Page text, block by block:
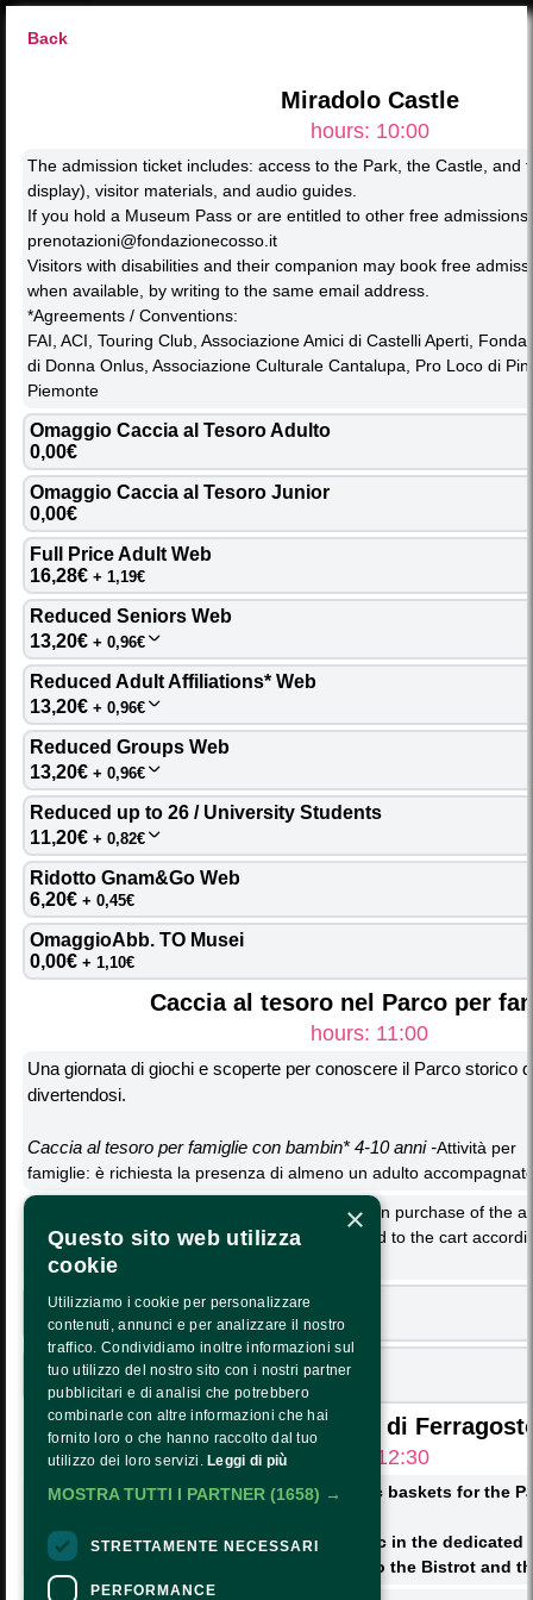
Inserisci codice
Ecco la versione tradotta in inglese con le categorie e i colori
aggiornati: ```html
CHOOSE FROM THE CALENDAR
NATURE Activities ART Activities
MUSIC Activities
SPECIAL Events
CASTLE Tasting
``` Se vuoi, posso anche rendere le etichette più naturali in
inglese (es. “Nature Activities”, “Art Workshops”, ecc.).
2026
M
MON
27
TUE
28
WED
29
THU
30
FRI
31 01 02
MON
03
TUE
04 05
MON
10
TUE
11
WED THU FRI SAT SUN
MON
17
TUE
18
WED
19 20 21 22 23
MON
24
TUE
25 26 27 28 29
MON
31
TUE
01
WED THU FRI SAT SUN
Back
Miradolo Castle
hours: 10:00
The admission ticket includes: access to the Park, the Castle, and
display), visitor materials, and audio guides.
If you hold a Museum Pass or are entitled to other free
prenotazioni@fondazionecosso.it
Visitors with disabilities and their companion may book free
when available, by writing to the same email address.
*Agreements / Conventions:
FAI, ACI, Touring Club, Associazione Amici di Castelli Aperti,
di Donna Onlus, Associazione Culturale Cantalupa, Pro Loco di
Piemonte
Omaggio Caccia al Tesoro Adulto
0,00€
Omaggio Caccia al Tesoro Junior
0,00€
Full Price Adult Web
16,28€ + 1,19€
Reduced Seniors Web
13,20€ + 0,96€
Reduced Adult Affiliations* Web
13,20€ + 0,96€
Reduced Groups Web
13,20€ + 0,96€
Reduced up to 26 / University Students
11,20€ + 0,82€
Ridotto Gnam&Go Web
6,20€ + 0,45€
OmaggioAbb. TO Musei
0,00€ + 1,10€
Caccia al tesoro nel Parco per
hours: 11:00
Una giornata di giochi e scoperte per conoscere il Parco storico
divertendosi.
Caccia al tesoro per famiglie con bambin* 4-10 anni -Attività per
famiglie: è richiesta la presenza di almeno un adulto
The registration for the activity is valid only upon purchase of the
verify that the required tickets have been added to the cart
participants.
Intero Adulto Web
7,00€+ 1,00€
Intero Junior Web
7,00€+ 1,00€
Picnic sul prato di
hours: 12:30
Today it is also possible to purchase picnic baskets for the
For those who simply wish to enjoy a picnic in the dedicated
ticket is available, which includes access to the Bistrot and
OUR MISSION
CALENDAR
PRESS AREA
TRANSPARENCY
PNRR TRANSPARENCY - NEXTGENERATIONEU
HOW TO ARRIVE
OPENING HOURS AND COSTS
CONTACTS
×
Questo sito web utilizza
cookie
Utilizziamo i cookie per personalizzare
contenuti, annunci e per analizzare il nostro
traffico. Condividiamo inoltre informazioni sul
tuo utilizzo del nostro sito con i nostri partner
pubblicitari e di analisi che potrebbero
combinarle con altre informazioni che hai
fornito loro o che hanno raccolto dal tuo
utilizzo dei loro servizi. Leggi di più
MOSTRA TUTTI I PARTNER (1658) →
STRETTAMENTE NECESSARI
PERFORMANCE